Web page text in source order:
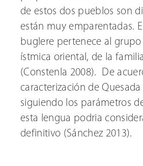
de estos dos pueblos son
están muy emparentadas.
buglere pertenece al
ístmica oriental, de la
(Constenla 2008). De
caracterización de Quesada
siguiendo los parámetros
esta lengua podria
definitivo (Sánchez 2013).